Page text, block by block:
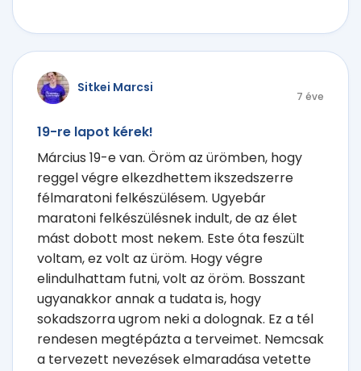
Sitkei Marcsi
7 éve
19-re lapot kérek!
Március 19-e van. Öröm az ürömben, hogy
reggel végre elkezdhettem ikszedszerre
félmaratoni felkészülésem. Ugyebár
maratoni felkészülésnek indult, de az élet
mást dobott most nekem. Este óta feszült
voltam, ez volt az üröm. Hogy végre
elindulhattam futni, volt az öröm. Bosszant
ugyanakkor annak a tudata is, hogy
sokadszorra ugrom neki a dolognak. Ez a tél
rendesen megtépázta a terveimet. Nemcsak
a tervezett nevezések elmaradása vetette